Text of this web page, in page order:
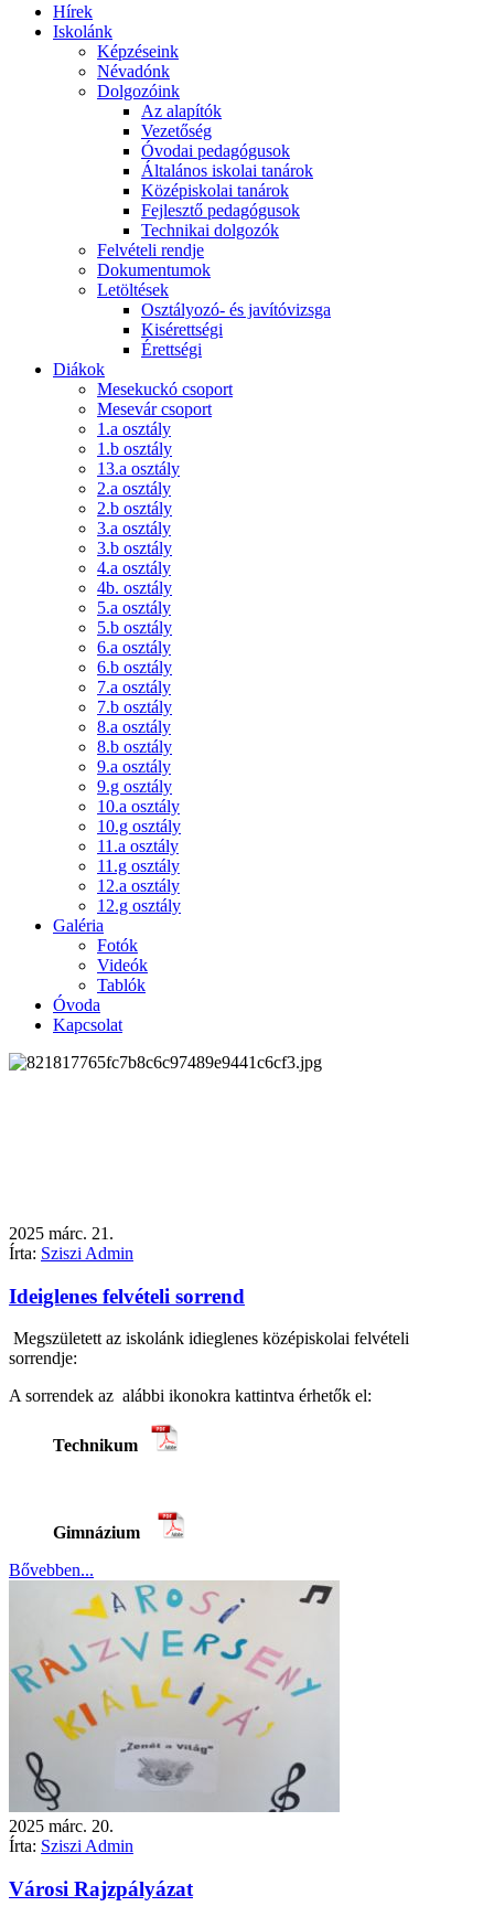
Hírek
Iskolánk
Képzéseink
Névadónk
Dolgozóink
Az alapítók
Vezetőség
Óvodai pedagógusok
Általános iskolai tanárok
Középiskolai tanárok
Fejlesztő pedagógusok
Technikai dolgozók
Felvételi rendje
Dokumentumok
Letöltések
Osztályozó- és javítóvizsga
Kisérettségi
Érettségi
Diákok
Mesekuckó csoport
Mesevár csoport
1.a osztály
1.b osztály
13.a osztály
2.a osztály
2.b osztály
3.a osztály
3.b osztály
4.a osztály
4b. osztály
5.a osztály
5.b osztály
6.a osztály
6.b osztály
7.a osztály
7.b osztály
8.a osztály
8.b osztály
9.a osztály
9.g osztály
10.a osztály
10.g osztály
11.a osztály
11.g osztály
12.a osztály
12.g osztály
Galéria
Fotók
Videók
Tablók
Óvoda
Kapcsolat
2025 márc. 21.
Írta: Sziszi Admin
Ideiglenes felvételi sorrend
Megszületett az iskolánk idieglenes középiskolai felvételi
sorrendje:
A sorrendek az alábbi ikonokra kattintva érhetők el:
Technikum
Gimnázium
Bővebben...
2025 márc. 20.
Írta: Sziszi Admin
Városi Rajzpályázat